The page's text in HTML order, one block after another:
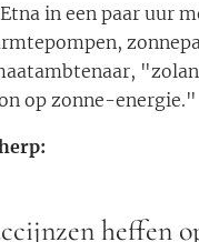
in een paar uur
op zonne-energie."
heffen